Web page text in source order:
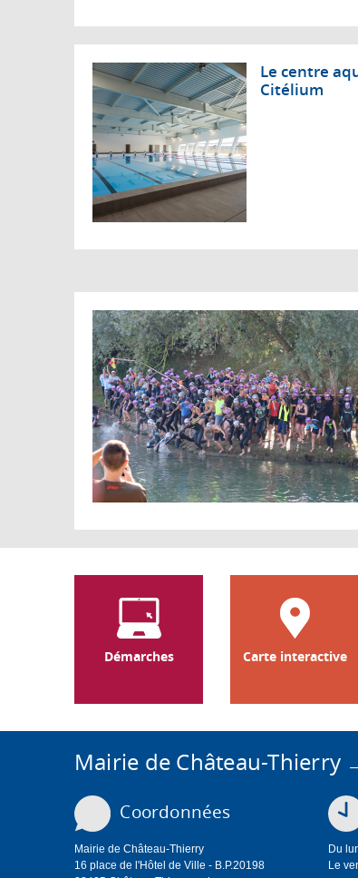
Le centre
Citélium
Démarches Carte interactive
Mairie de Château-Thierry
Coordonnées
Mairie de Château-Thierry
16 place de l'Hôtel de Ville - B.P.20198
Du
Le